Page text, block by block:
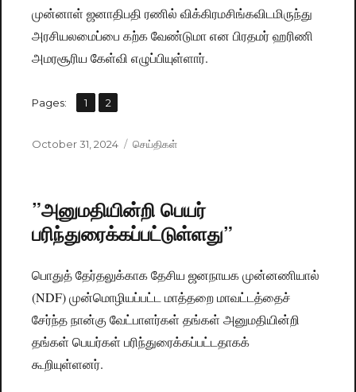
முன்னாள் ஜனாதிபதி ரணில் விக்கிரமசிங்கவிடமிருந்து
அரசியலமைப்பை கற்க வேண்டுமா என பிரதமர் ஹரிணி
அமரசூரிய கேள்வி எழுப்பியுள்ளார்.
Pages: Page
1 ,
Page
2
Posted
October 31, 2024 Categories
செய்திகள்
”அனுமதியின்றி பெயர்
பரிந்துரைக்கப்பட்டுள்ளது”
பொதுத் தேர்தலுக்காக தேசிய ஜனநாயக முன்னணியால்
(NDF) முன்மொழியப்பட்ட மாத்தறை மாவட்டத்தைச்
சேர்ந்த நான்கு வேட்பாளர்கள் தங்கள் அனுமதியின்றி
தங்கள் பெயர்கள் பரிந்துரைக்கப்பட்டதாகக்
கூறியுள்ளனர்.